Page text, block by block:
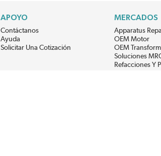
APOYO
Contáctanos
Ayuda
Solicitar Una Cotización
MERCADOS
Apparatus
OEM Motor
OEM
Soluciones
Refacciones Y